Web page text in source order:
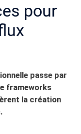
pour
passe par
frameworks
la création